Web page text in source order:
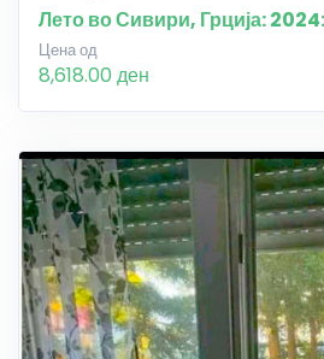
Лето во Сивири, Грција:
Цена од
8,618.00 ден